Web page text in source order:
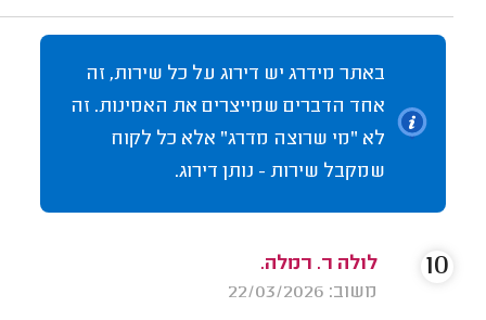
באתר מידרג יש דירוג על כל שירות, זה
אחד הדברים שמייצרים את האמינות. זה
לא "מי שרוצה מדרג" אלא כל לקוח
שמקבל שירות - נותן דירוג.
לולה ר. רמלה.
משוב: 22/03/2026
10